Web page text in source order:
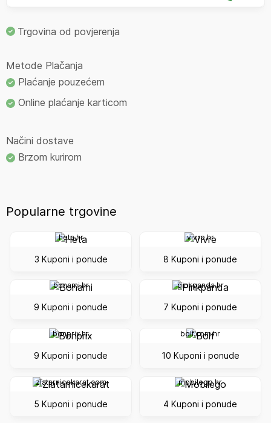
Trgovina od povjerenja
Metode Plačanja
Plaćanje pouzećem
Online plaćanje karticom
Načini dostave
Brzom kurirom
Popularne trgovine
heta.hr
3 Kuponi i ponude
vivre.hr
8 Kuponi i ponude
bonami.hr
9 Kuponi i ponude
pinkpanda.hr
7 Kuponi i ponude
bonprix.hr
9 Kuponi i ponude
bolf.com.hr
10 Kuponi i ponude
zlatarnicekarat.com
5 Kuponi i ponude
mobilego.hr
4 Kuponi i ponude